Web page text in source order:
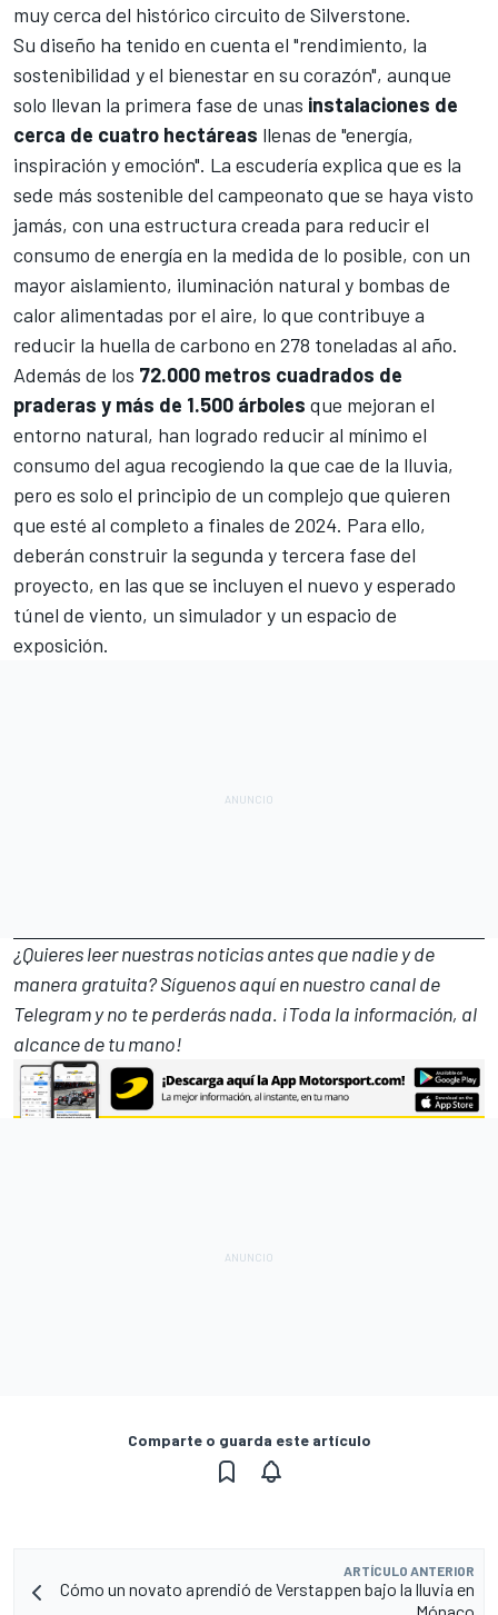
muy cerca del histórico circuito de Silverstone.
Su diseño ha tenido en cuenta el "rendimiento, la
sostenibilidad y el bienestar en su corazón", aunque
solo llevan la primera fase de unas instalaciones de
cerca de cuatro hectáreas llenas de "energía,
inspiración y emoción". La escudería explica que es la
sede más sostenible del campeonato que se haya visto
jamás, con una estructura creada para reducir el
consumo de energía en la medida de lo posible, con un
mayor aislamiento, iluminación natural y bombas de
calor alimentadas por el aire, lo que contribuye a
reducir la huella de carbono en 278 toneladas al año.
Además de los 72.000 metros cuadrados de
praderas y más de 1.500 árboles que mejoran el
entorno natural, han logrado reducir al mínimo el
consumo del agua recogiendo la que cae de la lluvia,
pero es solo el principio de un complejo que quieren
que esté al completo a finales de 2024. Para ello,
deberán construir la segunda y tercera fase del
proyecto, en las que se incluyen el nuevo y esperado
túnel de viento, un simulador y un espacio de
exposición.
¿Quieres leer nuestras noticias antes que nadie y de
manera gratuita? Síguenosaquí en nuestro canal de
Telegramy no te perderás nada. ¡Toda la información, al
alcance de tu mano!
Comparte o guarda este artículo
ARTÍCULO ANTERIOR
Cómo un novato aprendió de Verstappen bajo la lluvia en